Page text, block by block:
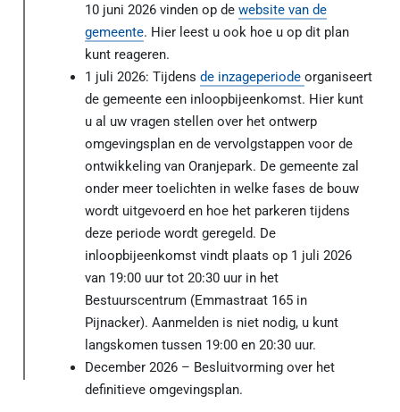
10 juni 2026 vinden op de website van de
gemeente. Hier leest u ook hoe u op dit plan
kunt reageren.
1 juli 2026: Tijdens de inzageperiode organiseert
de gemeente een inloopbijeenkomst. Hier kunt
u al uw vragen stellen over het ontwerp
omgevingsplan en de vervolgstappen voor de
ontwikkeling van Oranjepark. De gemeente zal
onder meer toelichten in welke fases de bouw
wordt uitgevoerd en hoe het parkeren tijdens
deze periode wordt geregeld. De
inloopbijeenkomst vindt plaats op 1 juli 2026
van 19:00 uur tot 20:30 uur in het
Bestuurscentrum (Emmastraat 165 in
Pijnacker). Aanmelden is niet nodig, u kunt
langskomen tussen 19:00 en 20:30 uur.
December 2026 – Besluitvorming over het
definitieve omgevingsplan.